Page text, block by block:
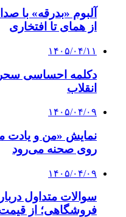
از همای تا افتخاری
۱۴۰۵/۰۴/۱۱
دکلمه‌ احساسی سحر
انقلاب
۱۴۰۵/۰۴/۰۹
نمایش «من و یادت
روی صحنه می‌رود
۱۴۰۵/۰۴/۰۹
سوالات متداول
فروشگاهی؛ از